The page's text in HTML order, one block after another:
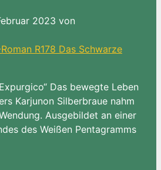
2023 von
Das bewegte Leben
Karjunon Silberbraue nahm
Ausgebildet an einer
des Weißen Pentagramms